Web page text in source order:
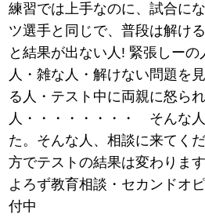
練習では上手なのに、試合に
ツ選手と同じで、普段は解け
と結果が出ない人! 緊張しー
人・雑な人・解けない問題を
る人・テスト中に両親に怒ら
人・・・・・・・・ そんな
た。そんな人、相談に来てく
方でテストの結果は変わります
よろず教育相談・セカンドオ
付中